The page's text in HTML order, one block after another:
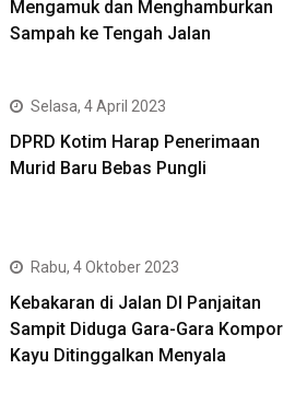
Mengamuk dan Menghamburkan
Sampah ke Tengah Jalan
Selasa, 4 April 2023
DPRD Kotim Harap Penerimaan
Murid Baru Bebas Pungli
Rabu, 4 Oktober 2023
Kebakaran di Jalan DI Panjaitan
Sampit Diduga Gara-Gara Kompor
Kayu Ditinggalkan Menyala